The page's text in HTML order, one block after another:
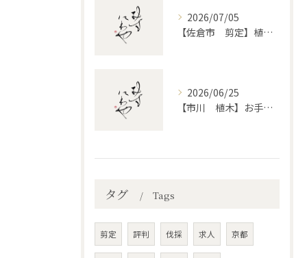
2026/07/05
【佐倉市 剪定】植木・庭木の剪定、プロに頼むとどう違うのか。
2026/06/25
【市川 植木】お手入れ【和モダンというお庭を考える】
タグ Tags
剪定 評判 伐採 求人 京都